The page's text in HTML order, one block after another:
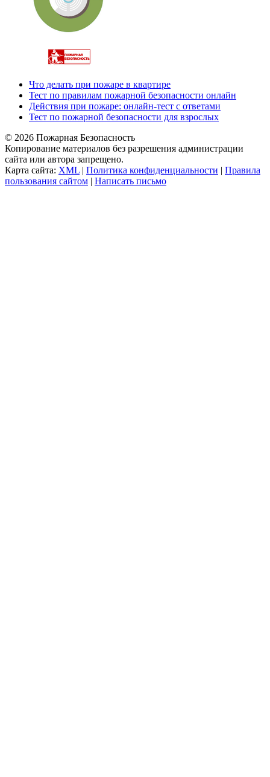
Что делать при пожаре в квартире
Тест по правилам пожарной безопасности онлайн
Действия при пожаре: онлайн-тест с ответами
Тест по пожарной безопасности для взрослых
© 2026 Пожарная Безопасность
Копирование материалов без разрешения администрации
сайта или автора запрещено.
Карта сайта: XML | Политика конфиденциальности | Правила
пользования сайтом | Написать письмо